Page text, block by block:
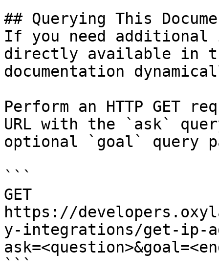
## Querying This
If you need
directly available in
documentation
Perform an HTTP GET
URL with the `ask`
optional `goal` query
```
GET
https://
y-integrations/get-ip-
```